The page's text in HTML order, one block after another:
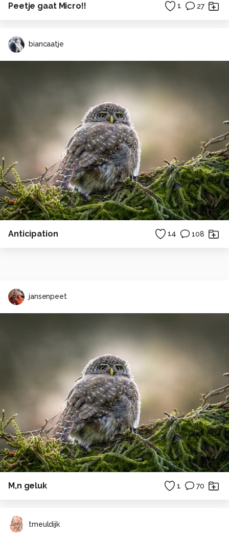
Peetje gaat Micro!! 1 27
biancaatje
Anticipation 14 108
jansenpeet
M,n geluk 1 70
tmeuldijk